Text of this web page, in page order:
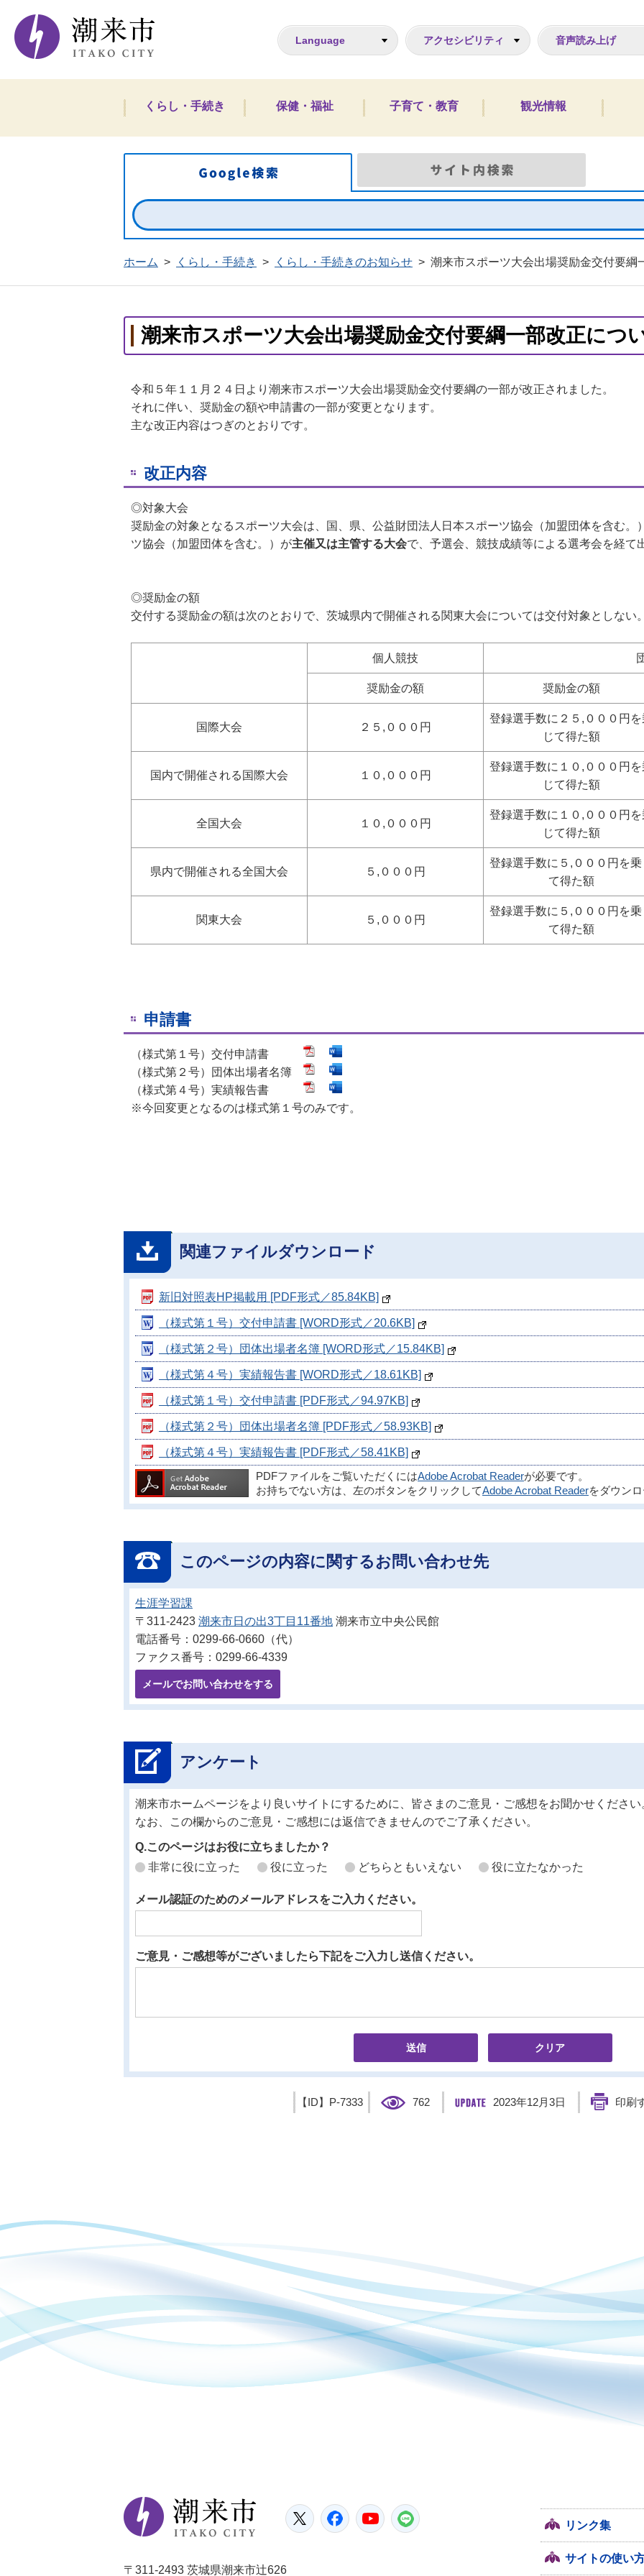
潮来市ホームページ
Language アクセシビリティ 音声読み上げ
くらし・手続き 保健・福祉 子育て・教育 観光情報
Google検索
ホーム > くらし・手続き > くらし・手続きのお知らせ > 潮来市スポーツ大会出場奨励金交付要綱
潮来市スポーツ大会出場奨励金交付要綱一部改正につ
令和５年１１月２４日より潮来市スポーツ大会出場奨励金交付要綱の一部が改正されました。
それに伴い、奨励金の額や申請書の一部が変更となります。
主な改正内容はつぎのとおりです。
改正内容
◎対象大会
奨励金の対象となるスポーツ大会は、国、県、公益財団法人日本スポーツ協会（加盟団体を含む。
ツ協会（加盟団体を含む。）が主催又は主管する大会で、予選会、競技成績等による選考会を経て
◎奨励金の額
交付する奨励金の額は次のとおりで、茨城県内で開催される関東大会については交付対象としない
個人競技
奨励金の額 奨励金の額
国際大会 ２５,０００円
登録選手数に２５,０００円を
じて得た額
国内で開催される国際大会 １０,０００円
登録選手数に１０,０００円を
じて得た額
全国大会 １０,０００円
登録選手数に１０,０００円を
じて得た額
県内で開催される全国大会 ５,０００円
登録選手数に５,０００円を乗
て得た額
関東大会 ５,０００円
登録選手数に５,０００円を乗
て得た額
申請書
（様式第１号）交付申請書
（様式第２号）団体出場者名簿
（様式第４号）実績報告書
※今回変更となるのは様式第１号のみです。
関連ファイルダウンロード
新旧対照表HP掲載用 [PDF形式／85.84KB]
（様式第１号）交付申請書 [WORD形式／20.6KB]
（様式第２号）団体出場者名簿 [WORD形式／15.84KB]
（様式第４号）実績報告書 [WORD形式／18.61KB]
（様式第１号）交付申請書 [PDF形式／94.97KB]
（様式第２号）団体出場者名簿 [PDF形式／58.93KB]
（様式第４号）実績報告書 [PDF形式／58.41KB]
PDFファイルをご覧いただくにはAdobe Acrobat Readerが必要です。
お持ちでない方は、左のボタンをクリックしてAdobe Acrobat Readerをダウン
このページの内容に関するお問い合わせ先
生涯学習課
〒311-2423 潮来市日の出3丁目11番地 潮来市立中央公民館
電話番号：0299-66-0660（代）
ファクス番号：0299-66-4339
メールでお問い合わせをする
アンケート
潮来市ホームページをより良いサイトにするために、皆さまのご意見・ご感想をお聞かせください
なお、この欄からのご意見・ご感想には返信できませんのでご了承ください。
Q.このページはお役に立ちましたか？
非常に役に立った
役に立った どちらともいえない 役に立たなかった
メール認証のためのメールアドレスをご入力ください。
ご意見・ご感想等がございましたら下記をご入力し送信ください。
【ID】 P-7333 762 2023年12月3日 印刷
潮来市
Twitter FacebookYouTube
〒311-2493 茨城県潮来市辻626
リンク集
サイトの使い